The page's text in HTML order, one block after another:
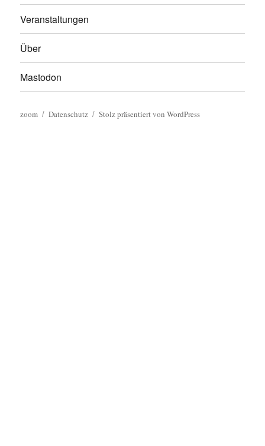
Veranstaltungen
Über
Mastodon
zoom Datenschutz Stolz präsentiert von WordPress